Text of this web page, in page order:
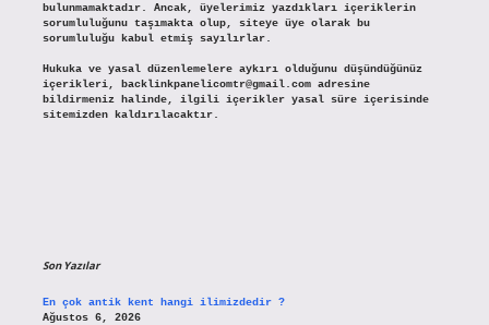
bulunmamaktadır. Ancak, üyelerimiz yazdıkları içeriklerin
sorumluluğunu taşımakta olup, siteye üye olarak bu
sorumluluğu kabul etmiş sayılırlar.
Hukuka ve yasal düzenlemelere aykırı olduğunu düşündüğünüz
içerikleri,
backlinkpanelicomtr@gmail.comadresine
bildirmeniz halinde, ilgili içerikler yasal süre içerisinde
sitemizden kaldırılacaktır.
Son Yazılar
En çok antik kent hangi ilimizdedir ?
Ağustos 6, 2026